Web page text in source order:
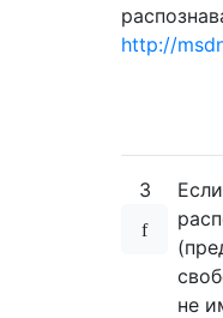
http://
3
не